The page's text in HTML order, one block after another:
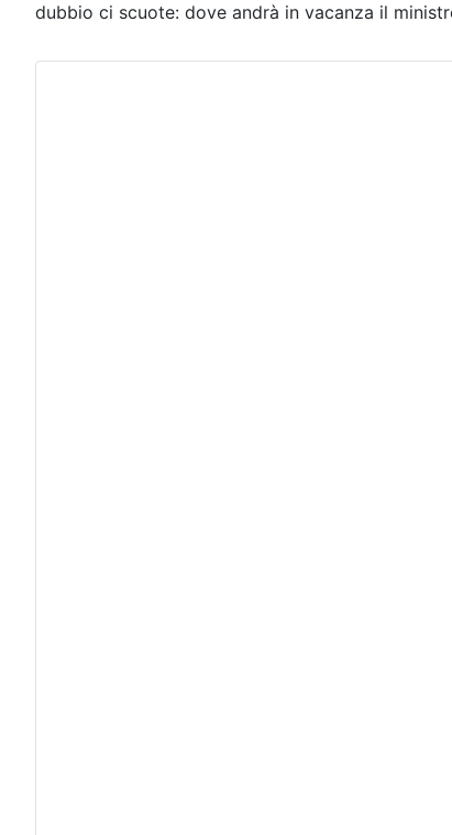
dubbio ci scuote: dove andrà in vacanza il